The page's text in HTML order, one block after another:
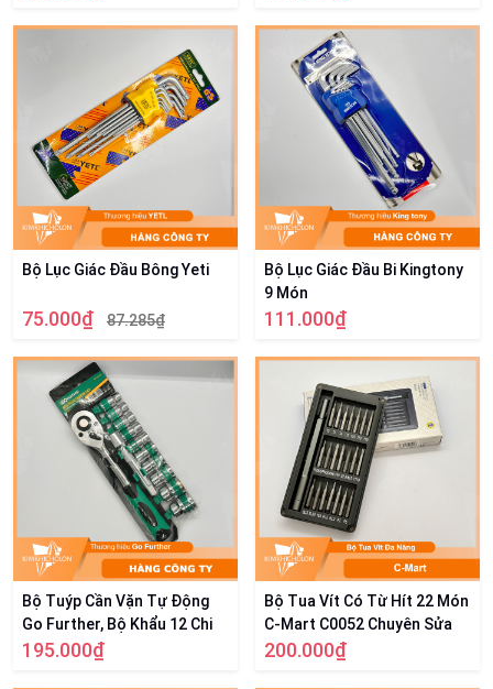
Bộ Lục Giác Đầu Bông Yeti
75.000₫ 87.285₫
Bộ Lục Giác Đầu Bi Kingtony
9 Món
111.000₫
Bộ Tuýp Cần Vặn Tự Động
Go Further, Bộ Khẩu 12 Chi
Tiết
195.000₫
Bộ Tua Vít Có Từ Hít 22 Món
C-Mart C0052 Chuyên Sửa
Điện Thoại, Thiết Bị Điện Tử
200.000₫